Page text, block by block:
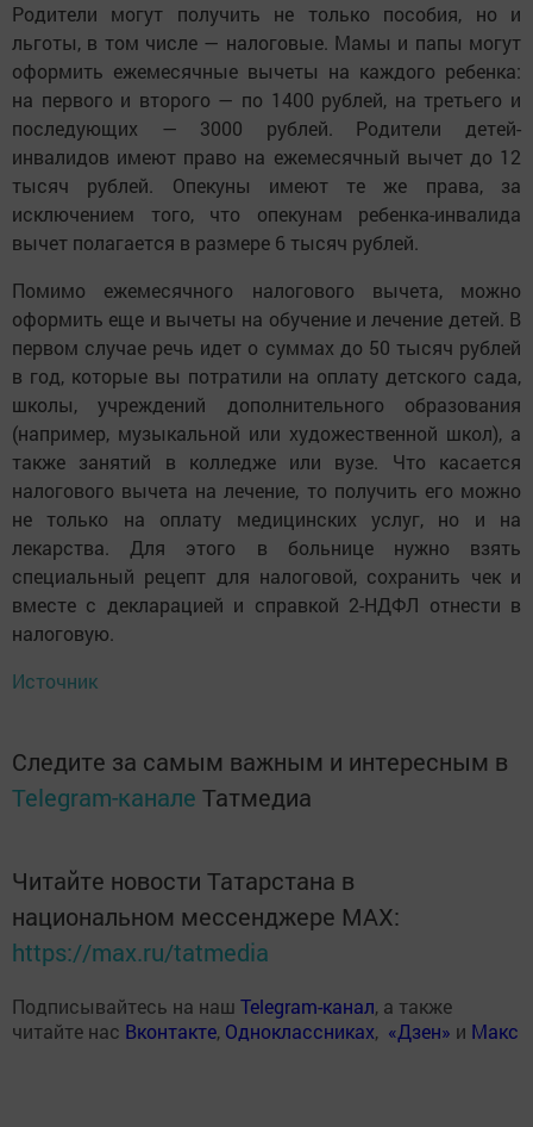
Родители могут получить не только пособия, но и
льготы, в том числе — налоговые. Мамы и папы могут
оформить ежемесячные вычеты на каждого ребенка:
на первого и второго — по 1400 рублей, на третьего и
последующих — 3000 рублей. Родители детей-
инвалидов имеют право на ежемесячный вычет до 12
тысяч рублей. Опекуны имеют те же права, за
исключением того, что опекунам ребенка-инвалида
вычет полагается в размере 6 тысяч рублей.
Помимо ежемесячного налогового вычета, можно
оформить еще и вычеты на обучение и лечение детей. В
первом случае речь идет о суммах до 50 тысяч рублей
в год, которые вы потратили на оплату детского сада,
школы, учреждений дополнительного образования
(например, музыкальной или художественной школ), а
также занятий в колледже или вузе. Что касается
налогового вычета на лечение, то получить его можно
не только на оплату медицинских услуг, но и на
лекарства. Для этого в больнице нужно взять
специальный рецепт для налоговой, сохранить чек и
вместе с декларацией и справкой 2-НДФЛ отнести в
налоговую.
Источник
Следите за самым важным и интересным в
Telegram-канале Татмедиа
Читайте новости Татарстана в
национальном мессенджере MАХ:
https://max.ru/tatmedia
Подписывайтесь на наш Telegram-канал, а также
читайте нас Вконтакте, Одноклассниках, «Дзен» и Макс